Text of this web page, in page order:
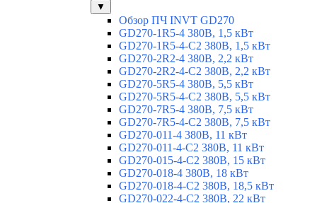
▼
Обзор ПЧ INVT GD270
GD270-1R5-4 380В, 1,5 кВт
GD270-1R5-4-С2 380В, 1,5 кВт
GD270-2R2-4 380В, 2,2 кВт
GD270-2R2-4-C2 380В, 2,2 кВт
GD270-5R5-4 380В, 5,5 кВт
GD270-5R5-4-C2 380В, 5,5 кВт
GD270-7R5-4 380В, 7,5 кВт
GD270-7R5-4-C2 380В, 7,5 кВт
GD270-011-4 380В, 11 кВт
GD270-011-4-C2 380В, 11 кВт
GD270-015-4-C2 380В, 15 кВт
GD270-018-4 380В, 18 кВт
GD270-018-4-C2 380В, 18,5 кВт
GD270-022-4-C2 380В, 22 кВт